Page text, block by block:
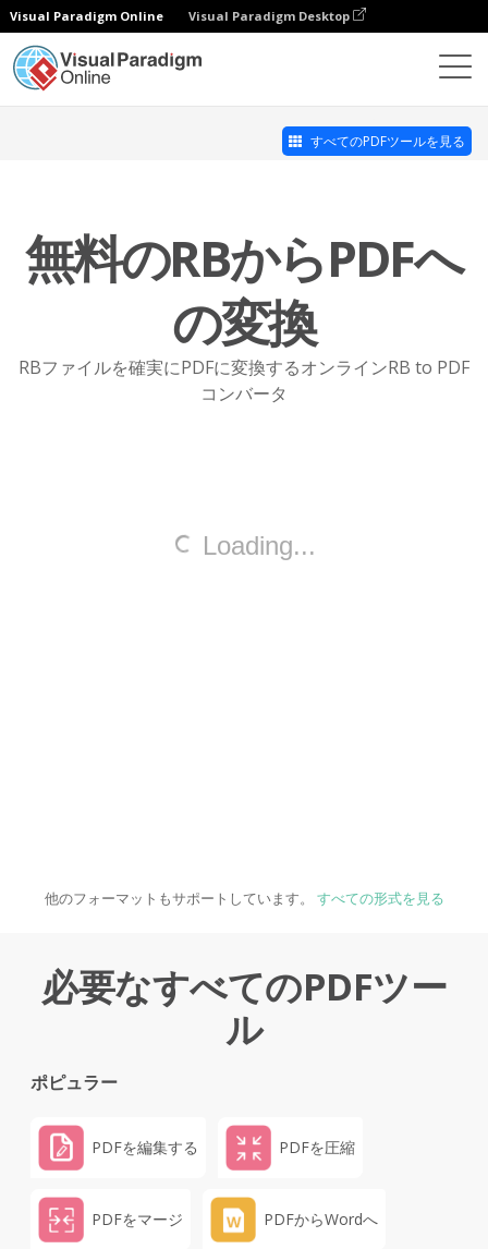
Visual Paradigm Online Visual Paradigm Desktop
すべてのPDFツールを見る
無料のRBからPDFへ
の変換
RBファイルを確実にPDFに変換するオンラインRB to PDF
コンバータ
他のフォーマットもサポートしています。 すべての形式を見る
必要なすべてのPDFツー
ル
ポピュラー
PDFを編集する PDFを圧縮
PDFをマージ PDFからWordへ